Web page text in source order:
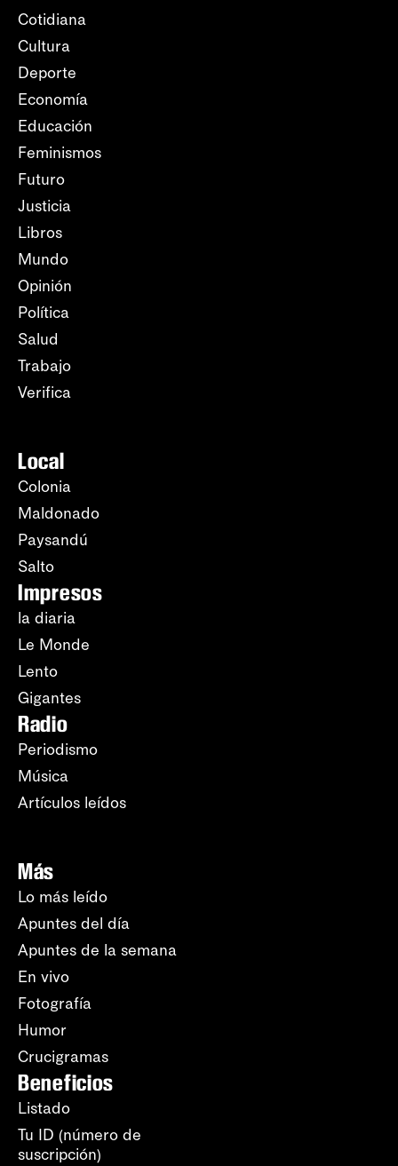
Cotidiana
Cultura
Deporte
Economía
Educación
Feminismos
Futuro
Justicia
Libros
Mundo
Opinión
Política
Salud
Trabajo
Verifica
Local
Colonia
Maldonado
Paysandú
Salto
Impresos
la diaria
Le Monde
Lento
Gigantes
Radio
Periodismo
Música
Artículos leídos
Más
Lo más leído
Apuntes del día
Apuntes de la semana
En vivo
Fotografía
Humor
Crucigramas
Beneficios
Listado
Tu ID (número de
suscripción)